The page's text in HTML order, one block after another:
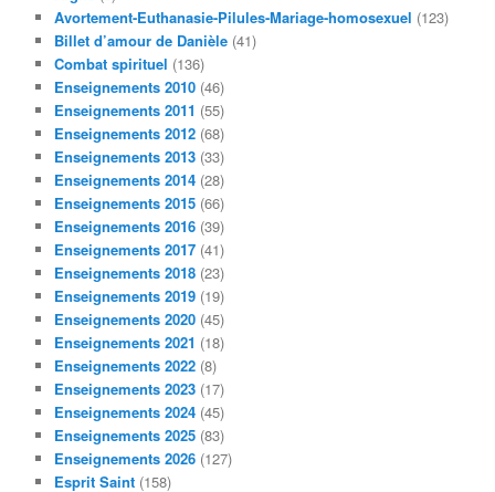
h
e
Avortement-Euthanasie-Pilules-Mariage-homosexuel (123)
Billet d’amour de Danièle (41)
Combat spirituel (136)
Enseignements 2010 (46)
Enseignements 2011 (55)
Enseignements 2012 (68)
Enseignements 2013 (33)
Enseignements 2014 (28)
Enseignements 2015 (66)
Enseignements 2016 (39)
Enseignements 2017 (41)
Enseignements 2018 (23)
Enseignements 2019 (19)
Enseignements 2020 (45)
Enseignements 2021 (18)
Enseignements 2022 (8)
Enseignements 2023 (17)
Enseignements 2024 (45)
Enseignements 2025 (83)
Enseignements 2026 (127)
Esprit Saint (158)